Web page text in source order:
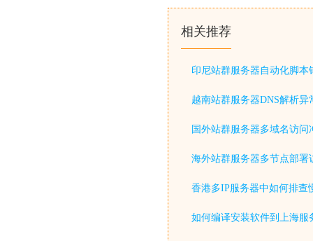
相关推荐
印尼站群服务器自动化脚本
越南站群服务器DNS解析异
国外站群服务器多域名访问
海外站群服务器多节点部署
香港多IP服务器中如何排查
如何编译安装软件到上海服